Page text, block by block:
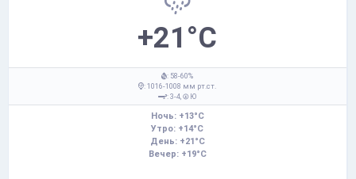
+21°C
: 58-60%
: 1016-1008 мм рт.ст.
: 3-4,
Ю
Ночь: +13°C
Утро: +14°C
День: +21°C
Вечер: +19°C